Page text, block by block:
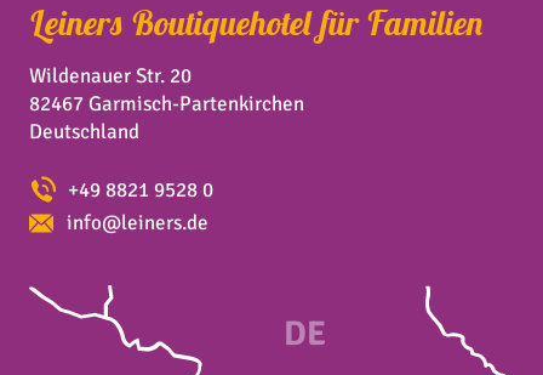
Leiners Boutiquehotel für Familien
Wildenauer Str. 20
82467 Garmisch-Partenkirchen
Deutschland
+49 8821 9528 0
info@leiners.de
DE